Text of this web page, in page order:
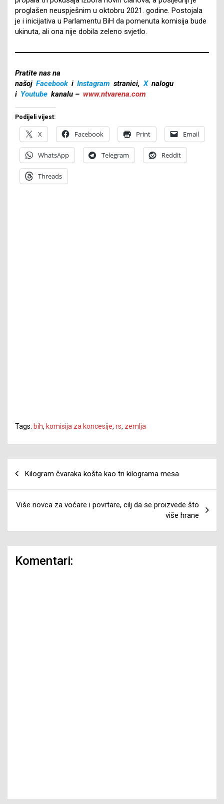
proglašen neuspješnim u oktobru 2021. godine. Postojala
je i inicijativa u Parlamentu BiH da pomenuta komisija bude
ukinuta, ali ona nije dobila zeleno svjetlo.
Pratite nas na
našoj Facebook i Instagram stranici, X nalogu
i Youtube kanalu – www.ntvarena.com
Podijeli vijest:
X Facebook Print Email
WhatsApp Telegram Reddit
Threads
Tags: bih, komisija za koncesije, rs, zemlja
članaka
Kilogram čvaraka košta kao tri kilograma mesa
Više novca za voćare i povrtare, cilj da se proizvede što
više hrane
Komentari: